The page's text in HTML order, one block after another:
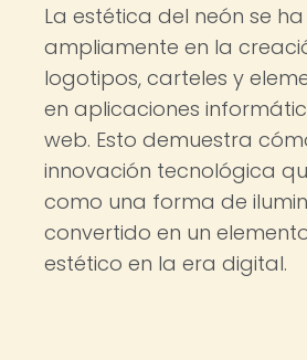
La estética del neón se
ampliamente en la
logotipos, carteles y
en aplicaciones
web. Esto demuestra
innovación tecnológica
como una forma de
convertido en un
estético en la era digital.